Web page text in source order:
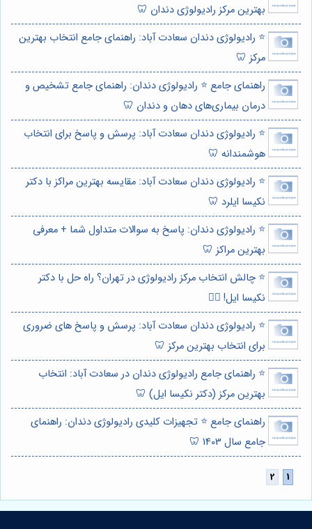
بهترین مرکز رادیولوژی دندان 🦷
⭐️ رادیولوژی دندان سعادت آباد: راهنمای جامع انتخاب بهترین
مرکز 🦷
راهنمای جامع ⭐️ رادیولوژی دندان: راهنمای جامع تشخیص و
درمان بیماری‌های دهان و دندان 🦷
⭐️ رادیولوژی دندان سعادت آباد: پرسش و پاسخ برای انتخاب
هوشمندانه 🦷
⭐️ رادیولوژی دندان سعادت آباد: مقایسه بهترین مراکز با دکتر
نکیسا ایلرد 🦷
⭐️ رادیولوژی دندان: پاسخ به سوالات متداول شما + معرفی
بهترین مراکز 🦷
⭐️ چالش انتخاب مرکز رادیولوژی در تهران؟ راه حل با دکتر
نکیسا ایل! 👩‍⚕️
⭐️ رادیولوژی دندان سعادت آباد: پرسش و پاسخ های ضروری
برای انتخاب بهترین مرکز 🦷
⭐️ راهنمای جامع رادیولوژی دندان در سعادت آباد: انتخاب
بهترین مرکز (دکتر نکیسا ایل) 🦷
راهنمای جامع ⭐️ تجهیزات کلیدی رادیولوژی دندان: راهنمای
جامع سال 1403 🦷